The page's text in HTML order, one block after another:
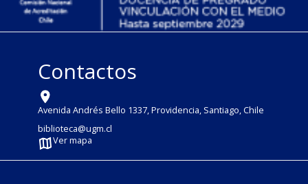
Contactos
Avenida Andrés Bello 1337, Providencia, Santiago, Chile
biblioteca@ugm.cl
Ver mapa